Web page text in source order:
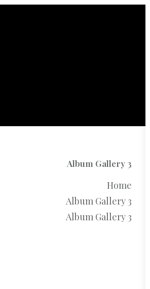
Album Gallery 3
Home
Album Gallery 3
Album Gallery 3